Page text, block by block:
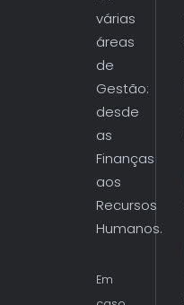
várias
áreas
de
Gestão:
desde
as
Finanças
aos
Recursos
Humanos.
Em